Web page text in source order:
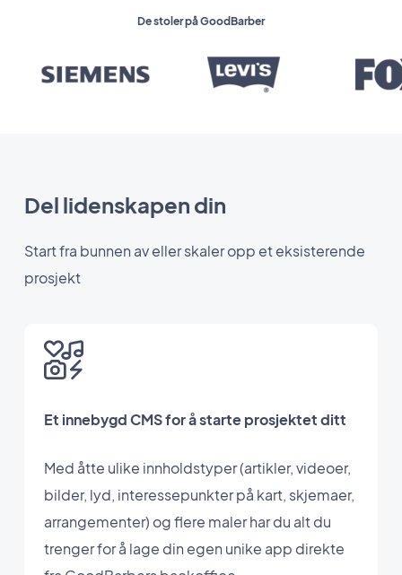
De stoler på GoodBarber
Del lidenskapen din
Start fra bunnen av eller skaler opp et eksisterende
prosjekt
Et innebygd CMS for å starte prosjektet ditt
Med åtte ulike innholdstyper (artikler, videoer,
bilder, lyd, interessepunkter på kart, skjemaer,
arrangementer) og flere maler har du alt du
trenger for å lage din egen unike app direkte